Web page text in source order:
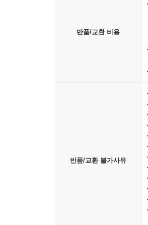
반품/교환 비용
반품/교환 불가사유